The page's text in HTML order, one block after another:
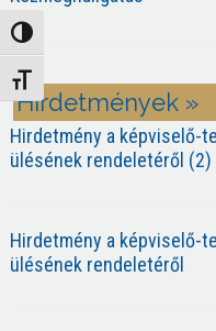
Nagy kontraszt váltása
Betűméret váltása
Hirdetmények »
Hirdetmény a képviselő-
ülésének rendeletéről (2)
Hirdetmény a képviselő-
ülésének rendeletéről